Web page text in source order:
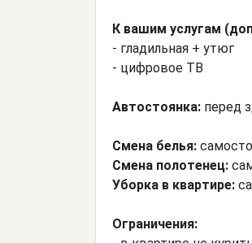
К вашим услугам
- гладильная + утюг
- цифровое ТВ
Автостоянка: перед
Смена белья:
Смена полотенец:
Уборка в квартире:
Ограничения: